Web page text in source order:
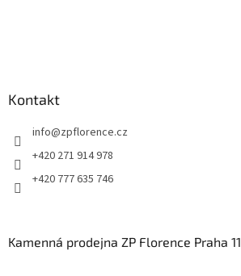
Kontakt
info@zpflorence.cz
+420 271 914 978
+420 777 635 746
Kamenná prodejna ZP Florence Praha 11